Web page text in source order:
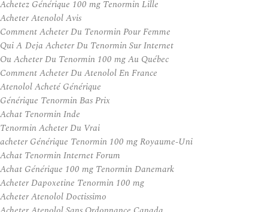
Achetez Générique 100 mg Tenormin Lille
Acheter Atenolol Avis
Comment Acheter Du Tenormin Pour Femme
Qui A Deja Acheter Du Tenormin Sur Internet
Ou Acheter Du Tenormin 100 mg Au Québec
Comment Acheter Du Atenolol En France
Atenolol Acheté Générique
Générique Tenormin Bas Prix
Achat Tenormin Inde
Tenormin Acheter Du Vrai
acheter Générique Tenormin 100 mg Royaume-Uni
Achat Tenormin Internet Forum
Achat Générique 100 mg Tenormin Danemark
Acheter Dapoxetine Tenormin 100 mg
Acheter Atenolol Doctissimo